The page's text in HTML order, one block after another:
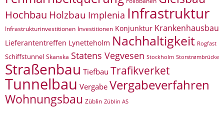
Hochbau Holzbau Implenia Infrastruktur
Infrastrukturinvestitionen Investitionen Konjunktur Krankenhausbau
Lieferantentreffen Lynetteholm Nachhaltigkeit Rogfast
Schiffstunnel Skanska Statens Vegvesen Stockholm Storstrømbrücke
Straßenbau Tiefbau Trafikverket
Tunnelbau Vergabe Vergabeverfahren
Wohnungsbau Züblin Züblin AS